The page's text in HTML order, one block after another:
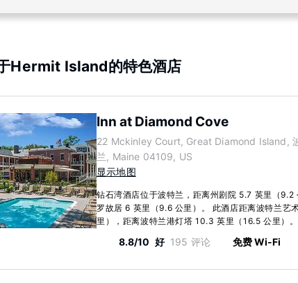
Hermit Island的特色酒店
Inn at Diamond Cove
22 Mckinley Court, Great Diamond Island,
兰, Maine 04109, US
显示地图
钻石湾酒店位于波特兰，距离州剧院 5.7 英里（
罗故居 6 英里（9.6 公里）。 此酒店距离波特兰艺
里），距离波特兰港灯塔 10.3 英里（16.5 公里）
8.8/10 好 195 评论 免费 Wi-Fi